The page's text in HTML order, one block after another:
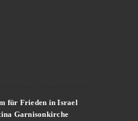
für Frieden in Israel
Garnisonkirche